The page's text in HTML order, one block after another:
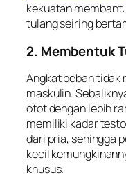
kekuatan
tulang seiring
2. Membentuk
Angkat beban tidak
maskulin.
otot dengan lebih
memiliki kadar
dari pria, sehingga
kecil
khusus.